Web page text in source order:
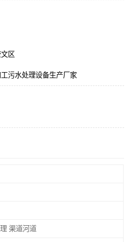
区
污水处理设备生产厂家
渠道河道